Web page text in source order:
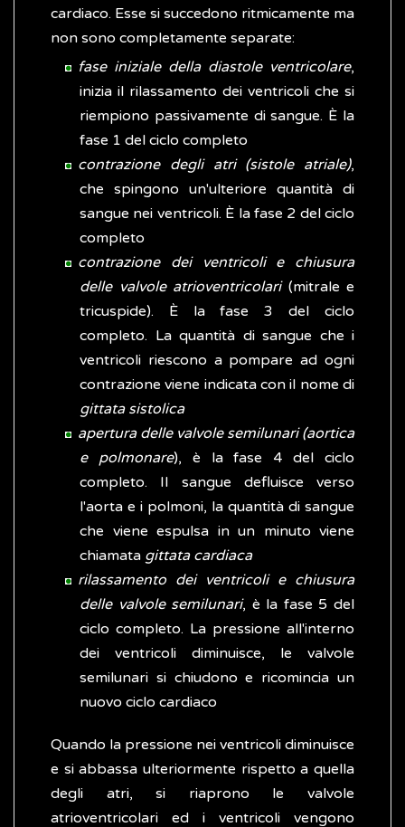
cardiaco. Esse si succedono ritmicamente ma
non sono completamente separate:
fase iniziale della diastole ventricolare,
inizia il rilassamento dei ventricoli che si
riempiono passivamente di sangue. È la
fase 1 del ciclo completo
contrazione degli atri (sistole atriale),
che spingono un'ulteriore quantità di
sangue nei ventricoli. È la fase 2 del ciclo
completo
contrazione dei ventricoli
e chiusura
delle valvole atrioventricolari(mitrale e
tricuspide). È la fase 3 del ciclo
completo. La quantità di sangue che i
ventricoli riescono a pompare ad ogni
contrazione viene indicata con il nome di
gittata sistolica
apertura delle valvole semilunari (aortica
e polmonare), è la fase 4 del ciclo
completo. Il sangue defluisce verso
l'aorta e i polmoni, la quantità di sangue
che viene espulsa in un minuto viene
chiamata gittata cardiaca
rilassamento dei ventricoli e chiusura
delle valvole semilunari, è la fase 5 del
ciclo completo. La pressione all'interno
dei ventricoli diminuisce, le valvole
semilunari si chiudono e ricomincia un
nuovo ciclo cardiaco
Quando la pressione nei ventricoli diminuisce
e si abbassa ulteriormente rispetto a quella
degli atri, si riaprono le valvole
atrioventricolari ed i ventricoli vengono